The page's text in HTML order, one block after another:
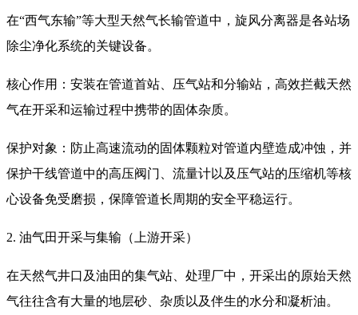
在“西气东输”等大型天然气长输管道中，旋风分离器是各站场
除尘净化系统的关键设备。
核心作用：安装在管道首站、压气站和分输站，高效拦截天然
气在开采和运输过程中携带的固体杂质。
保护对象：防止高速流动的固体颗粒对管道内壁造成冲蚀，并
保护干线管道中的高压阀门、流量计以及压气站的压缩机等核
心设备免受磨损，保障管道长周期的安全平稳运行。
2. 油气田开采与集输（上游开采）
在天然气井口及油田的集气站、处理厂中，开采出的原始天然
气往往含有大量的地层砂、杂质以及伴生的水分和凝析油。